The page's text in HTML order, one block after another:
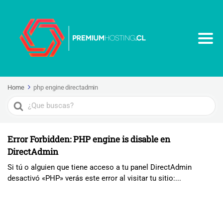
Home php engine directadmin
Search
For
Error Forbidden: PHP engine is disable en
DirectAdmin
Si tú o alguien que tiene acceso a tu panel DirectAdmin
desactivó «PHP» verás este error al visitar tu sitio:...